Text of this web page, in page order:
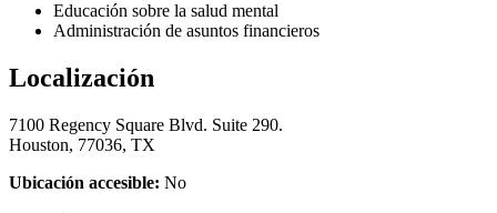
Educación sobre la salud mental
Administración de asuntos financieros
Localización
7100 Regency Square Blvd. Suite 290.
Houston, 77036, TX
Ubicación accesible: No